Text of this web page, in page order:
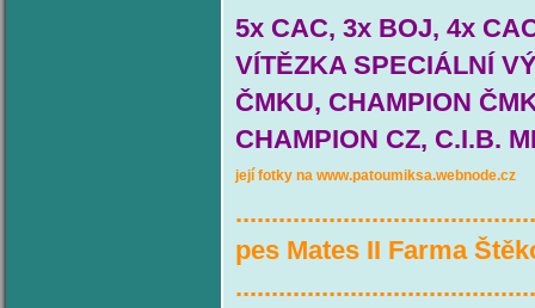
5x CAC, 3x BOJ, 4x
VÍTĚZKA SPECIÁLNÍ
ČMKU, CHAMPION
CHAMPION CZ, C.I.B.
její fotky na www.patoumiksa.webnode.cz
pes Mates II Farma